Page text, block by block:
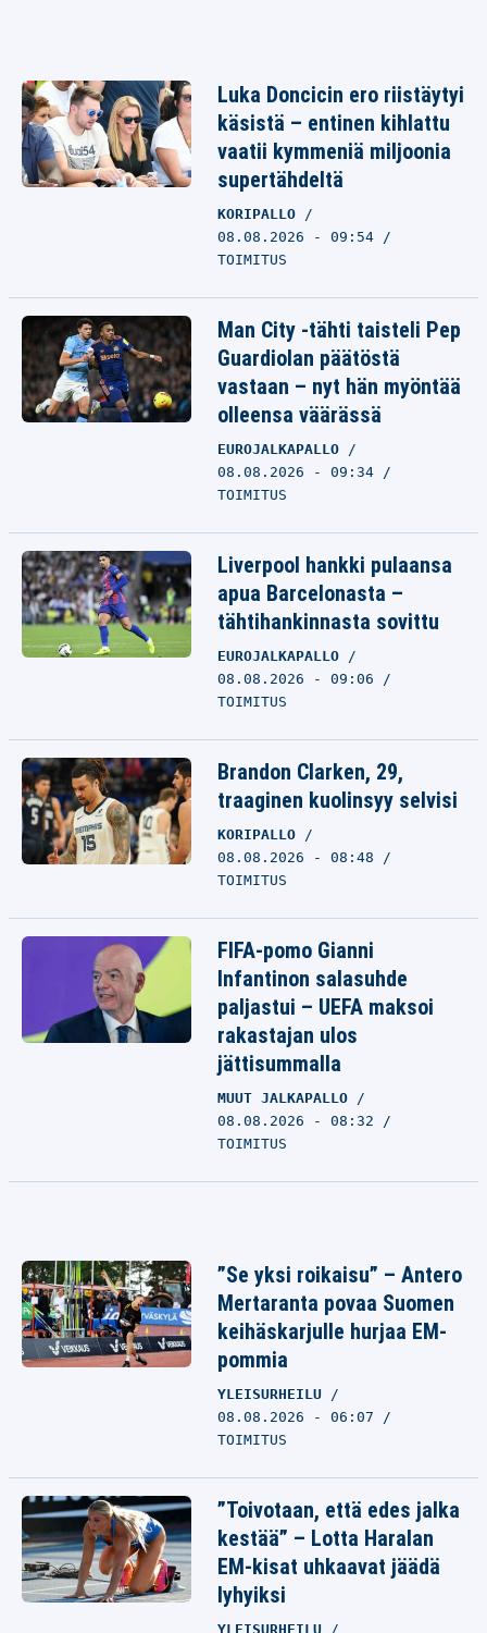
Luka Doncicin ero riistäytyi
käsistä – entinen kihlattu
vaatii kymmeniä miljoonia
supertähdeltä
KORIPALLO
08.08.2026 - 09:54
TOIMITUS
Man City -tähti taisteli Pep
Guardiolan päätöstä
vastaan – nyt hän myöntää
olleensa väärässä
EUROJALKAPALLO
08.08.2026 - 09:34
TOIMITUS
Liverpool hankki pulaansa
apua Barcelonasta –
tähtihankinnasta sovittu
EUROJALKAPALLO
08.08.2026 - 09:06
TOIMITUS
Brandon Clarken, 29,
traaginen kuolinsyy selvisi
KORIPALLO
08.08.2026 - 08:48
TOIMITUS
FIFA-pomo Gianni
Infantinon salasuhde
paljastui – UEFA maksoi
rakastajan ulos
jättisummalla
MUUT JALKAPALLO
08.08.2026 - 08:32
TOIMITUS
”Se yksi roikaisu” – Antero
Mertaranta povaa Suomen
keihäskarjulle hurjaa EM-
pommia
YLEISURHEILU
08.08.2026 - 06:07
TOIMITUS
”Toivotaan, että edes jalka
kestää” – Lotta Haralan
EM-kisat uhkaavat jäädä
lyhyiksi
YLEISURHEILU